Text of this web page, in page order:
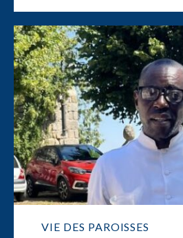
VIE DES PAROISSES